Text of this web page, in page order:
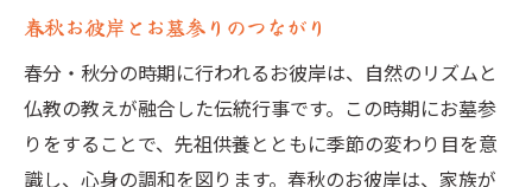
春秋お彼岸とお墓参りのつながり
春分・秋分の時期に行われるお彼岸は、自然のリズムと
仏教の教えが融合した伝統行事です。この時期にお墓参
りをすることで、先祖供養とともに季節の変わり目を意
識し、心身の調和を図ります。春秋のお彼岸は、家族が